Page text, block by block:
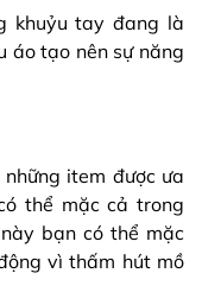
khuỷu tay đang là
áo tạo nên sự năng
item được ưa
thể mặc cả trong
bạn có thể mặc
vì thấm hút mồ